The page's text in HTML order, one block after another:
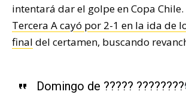
intentará dar el golpe en Copa Chile.
Tercera A cayó por 2-1 en la ida de
final del certamen, buscando
Domingo de ????? ????????